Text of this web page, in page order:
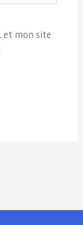
et mon site